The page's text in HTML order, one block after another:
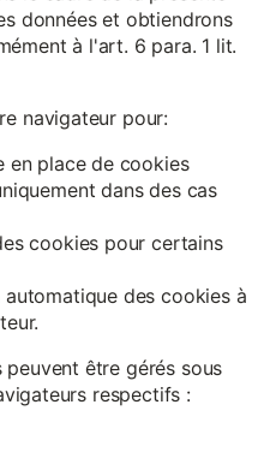
données et obtiendrons
à l'art. 6 para. 1 lit.
navigateur pour:
en place de cookies
dans des cas
cookies pour certains
des cookies à
être gérés sous
respectifs :